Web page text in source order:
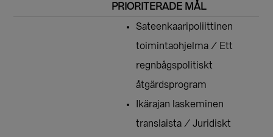
PRIORITERADE MÅL
Sateenkaaripoliittinen
toimintaohjelma / Ett
regnbågspolitiskt
åtgärdsprogram
Ikärajan laskeminen
translaista / Juridiskt